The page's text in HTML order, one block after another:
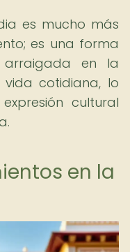
es mucho más
es una forma
en la
cotidiana, lo
cultural
en la